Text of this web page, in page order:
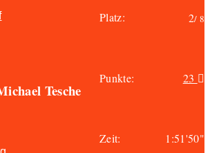
Tesche
Platz: 2/ 8
Punkte: 23
Zeit: 1:51'50"